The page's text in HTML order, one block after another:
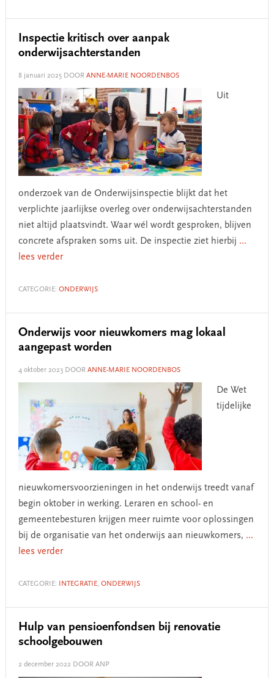
Inspectie kritisch over aanpak
onderwijsachterstanden
8 januari 2025DOOR ANNE-MARIE NOORDENBOS
Uit
onderzoek van de Onderwijsinspectie blijkt dat het
verplichte jaarlijkse overleg over onderwijsachterstanden
niet altijd plaatsvindt. Waar wél wordt gesproken, blijven
concrete afspraken soms uit. De inspectie ziet hierbij ...
lees verder
CATEGORIE: ONDERWIJS
Onderwijs voor nieuwkomers mag lokaal
aangepast worden
4 oktober 2023DOOR ANNE-MARIE NOORDENBOS
De Wet
tijdelijke
nieuwkomersvoorzieningen in het onderwijs treedt vanaf
begin oktober in werking. Leraren en school- en
gemeentebesturen krijgen meer ruimte voor oplossingen
bij de organisatie van het onderwijs aan nieuwkomers, ...
lees verder
CATEGORIE: INTEGRATIE, ONDERWIJS
Hulp van pensioenfondsen bij renovatie
schoolgebouwen
2 december 2022DOOR ANP